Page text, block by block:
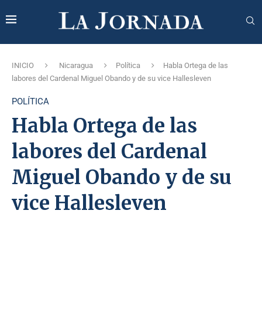
INICIO Nicaragua Política
Habla Ortega de las
labores del Cardenal Miguel Obando y de su vice Hallesleven
POLÍTICA
Habla Ortega de las
labores del Cardenal
Miguel Obando y de su
vice Hallesleven